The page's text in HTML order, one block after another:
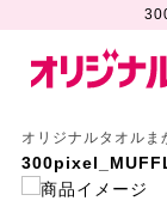
オリジナルタオルま